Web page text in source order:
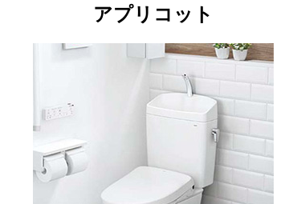
アプリコット